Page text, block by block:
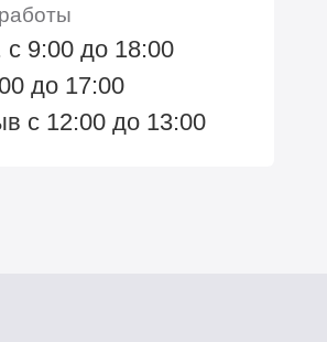
с 9:00 до 18:00
до 17:00
с 12:00 до 13:00